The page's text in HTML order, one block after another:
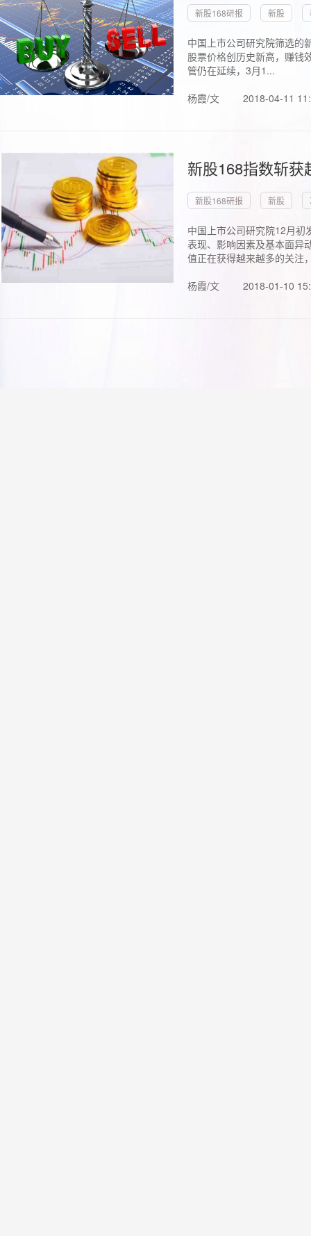
新股168研报 新股
中国上市公司研究院筛选的
股票价格创历史新高，赚钱
管仍在延续，3月1...
杨霞/文
2018-04-11
新股168指数斩
新股168研报 新股
中国上市公司研究院12月初
表现、影响因素及基本面异
值正在获得越来越多的关注
杨霞/文
2018-01-10